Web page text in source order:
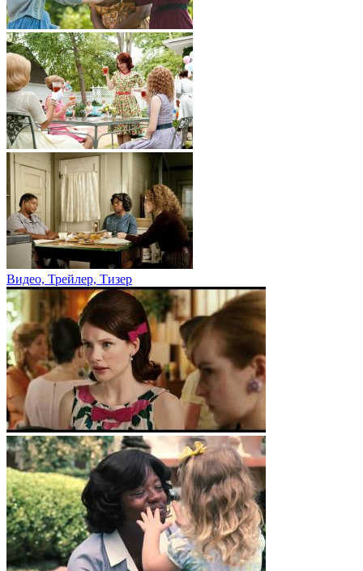
Видео, Трейлер, Тизер